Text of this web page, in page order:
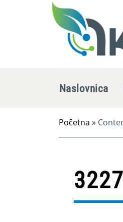
Naslovnica
Početna »